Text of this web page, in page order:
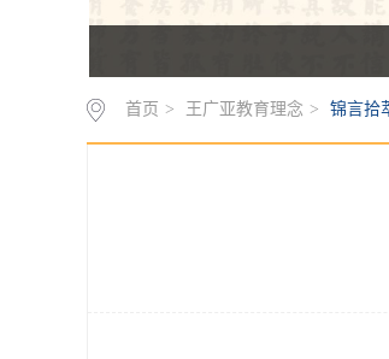
首页 > 王广亚教育理念 > 锦言拾